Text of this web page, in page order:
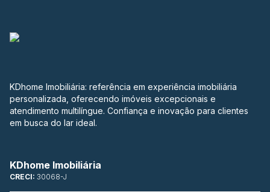
KDhome Imobiliária: referência em experiência imobiliária
personalizada, oferecendo imóveis excepcionais e
atendimento multilíngue. Confiança e inovação para clientes
em busca do lar ideal.
KDhome Imobiliária
CRECI: 30068-J